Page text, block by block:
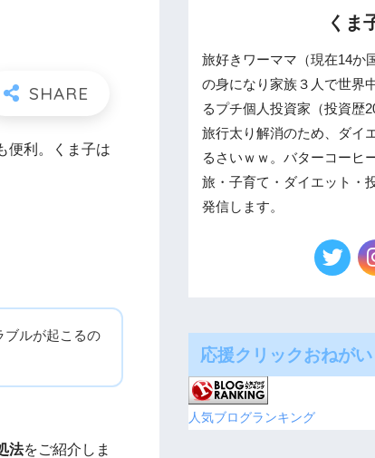
便利。くま子は
ブルが起こるの
法をご紹介しま
くま
旅好きワーママ（現在14か
の身になり家族３人で世界
るプチ個人投資家（投資歴
旅行太り解消のため、ダイ
るさいｗｗ。バターコーヒ
旅・子育て・ダイエット・
発信します。
応援クリックおねが
人気ブログランキング